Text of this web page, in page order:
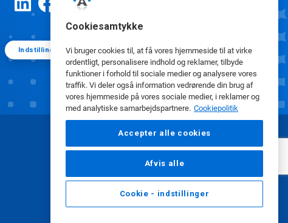
Cookiesamtykke
Vi bruger cookies til, at få vores hjemmeside til at virke
ordentligt, personalisere indhold og reklamer, tilbyde
funktioner i forhold til sociale medier og analysere vores
traffik. Vi deler også information vedrørende din brug af
vores hjemmeside på vores sociale medier, i reklamer og
med analytiske samarbejdspartnere. Cookiepolitik
Accepter alle cookies
Afvis alle
Cookie - indstillinger
Indstillinger for cookies